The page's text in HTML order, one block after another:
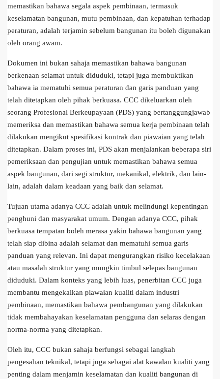
memastikan bahawa segala aspek pembinaan, termasuk
keselamatan bangunan, mutu pembinaan, dan kepatuhan terhadap
peraturan, adalah terjamin sebelum bangunan itu boleh digunakan
oleh orang awam.
Dokumen ini bukan sahaja memastikan bahawa bangunan
berkenaan selamat untuk diduduki, tetapi juga membuktikan
bahawa ia mematuhi semua peraturan dan garis panduan yang
telah ditetapkan oleh pihak berkuasa. CCC dikeluarkan oleh
seorang Profesional Berkeupayaan (PDS) yang bertanggungjawab
memeriksa dan memastikan bahawa semua kerja pembinaan telah
dilakukan mengikut spesifikasi kontrak dan piawaian yang telah
ditetapkan. Dalam proses ini, PDS akan menjalankan beberapa siri
pemeriksaan dan pengujian untuk memastikan bahawa semua
aspek bangunan, dari segi struktur, mekanikal, elektrik, dan lain-
lain, adalah dalam keadaan yang baik dan selamat.
Tujuan utama adanya CCC adalah untuk melindungi kepentingan
penghuni dan masyarakat umum. Dengan adanya CCC, pihak
berkuasa tempatan boleh merasa yakin bahawa bangunan yang
telah siap dibina adalah selamat dan mematuhi semua garis
panduan yang relevan. Ini dapat mengurangkan risiko kecelakaan
atau masalah struktur yang mungkin timbul selepas bangunan
diduduki. Dalam konteks yang lebih luas, penerbitan CCC juga
membantu mengekalkan piawaian kualiti dalam industri
pembinaan, memastikan bahawa pembangunan yang dilakukan
tidak membahayakan keselamatan pengguna dan selaras dengan
norma-norma yang ditetapkan.
Oleh itu, CCC bukan sahaja berfungsi sebagai langkah
pengesahan teknikal, tetapi juga sebagai alat kawalan kualiti yang
penting dalam menjamin keselamatan dan kualiti bangunan di